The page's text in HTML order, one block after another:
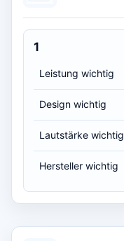
1
Leistung wichtig
Design wichtig
Lautstärke wichtig
Hersteller wichtig